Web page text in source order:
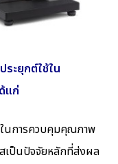
ระยุกต์ใช้ใน
แก่
นการควบคุมคุณภาพ
เป็นปัจจัยหลักที่ส่งผล